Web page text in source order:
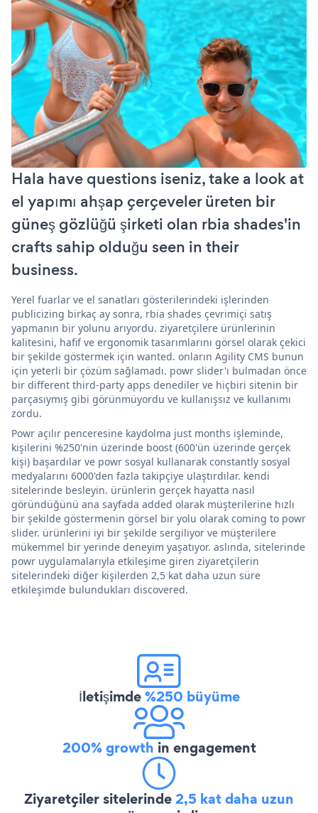
Hala have questions iseniz, take a look at
el yapımı ahşap çerçeveler üreten bir
güneş gözlüğü şirketi olan rbia shades'in
crafts sahip olduğu seen in their
business.
Yerel fuarlar ve el sanatları gösterilerindeki işlerinden
publicizing birkaç ay sonra, rbia shades çevrimiçi satış
yapmanın bir yolunu arıyordu. ziyaretçilere ürünlerinin
kalitesini, hafif ve ergonomik tasarımlarını görsel olarak çekici
bir şekilde göstermek için wanted. onların Agility CMS bunun
için yeterli bir çözüm sağlamadı. powr slider'ı bulmadan önce
bir different third-party apps denediler ve hiçbiri sitenin bir
parçasıymış gibi görünmüyordu ve kullanışsız ve kullanımı
zordu.
Powr açılır penceresine kaydolma just months işleminde,
kişilerini %250'nin üzerinde boost (600'ün üzerinde gerçek
kişi) başardılar ve powr sosyal kullanarak constantly sosyal
medyalarını 6000'den fazla takipçiye ulaştırdılar. kendi
sitelerinde besleyin. ürünlerin gerçek hayatta nasıl
göründüğünü ana sayfada added olarak müşterilerine hızlı
bir şekilde göstermenin görsel bir yolu olarak coming to powr
slider. ürünlerini iyi bir şekilde sergiliyor ve müşterilere
mükemmel bir yerinde deneyim yaşatıyor. aslında, sitelerinde
powr uygulamalarıyla etkileşime giren ziyaretçilerin
sitelerindeki diğer kişilerden 2,5 kat daha uzun süre
etkileşimde bulundukları discovered.
İletişimde%250 büyüme
200% growth in engagement
Ziyaretçiler sitelerinde2,5 kat daha uzun